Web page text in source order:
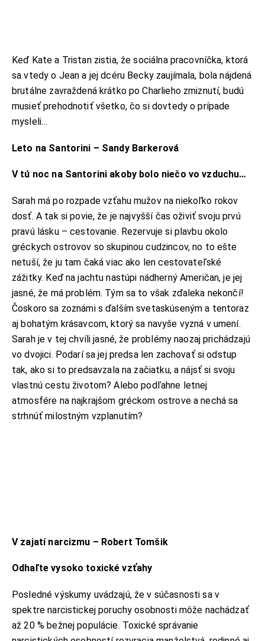
Keď Kate a Tristan zistia, že sociálna pracovníčka, ktorá
sa vtedy o Jean a jej dcéru Becky zaujímala, bola nájdená
brutálne zavraždená krátko po Charlieho zmiznutí, budú
musieť prehodnotiť všetko, čo si dovtedy o prípade
mysleli…
Leto na Santorini – Sandy Barkerová
V tú noc na Santorini akoby bolo niečo vo vzduchu…
Sarah má po rozpade vzťahu mužov na niekoľko rokov
dosť. A tak si povie, že je najvyšší čas oživiť svoju prvú
pravú lásku – cestovanie. Rezervuje si plavbu okolo
gréckych ostrovov so skupinou cudzincov, no to ešte
netuší, že ju tam čaká viac ako len cestovateľské
zážitky. Keď na jachtu nastúpi nádherný Američan, je jej
jasné, že má problém. Tým sa to však zďaleka nekončí!
Čoskoro sa zoznámi s ďalším svetaskúseným a tentoraz
aj bohatým krásavcom, ktorý sa navyše vyzná v umení.
Sarah je v tej chvíli jasné, že problémy naozaj prichádzajú
vo dvojici. Podarí sa jej predsa len zachovať si odstup
tak, ako si to predsavzala na začiatku, a nájsť si svoju
vlastnú cestu životom? Alebo podľahne letnej
atmosfére na najkrajšom gréckom ostrove a nechá sa
strhnúť milostným vzplanutím?
V zajatí narcizmu – Robert Tomšik
Odhaľte vysoko toxické vzťahy
Posledné výskumy uvádzajú, že v súčasnosti sa v
spektre narcistickej poruchy osobnosti môže nachádzať
až 20 % bežnej populácie. Toxické správanie